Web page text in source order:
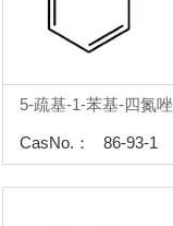
5-疏基-1-苯基-四氮唑
CasNo.： 86-93-1